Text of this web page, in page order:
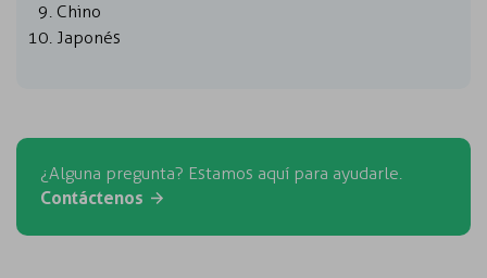
Chino
Japonés
¿Alguna pregunta? Estamos aquí para ayudarle.
Contáctenos